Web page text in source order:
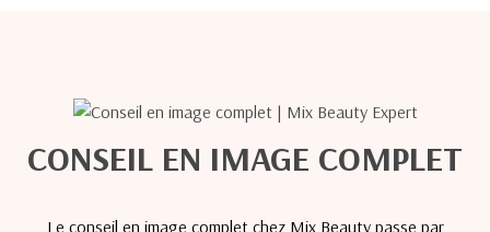
CONSEIL EN IMAGE COMPLET
Le conseil en image complet chez Mix Beauty passe par